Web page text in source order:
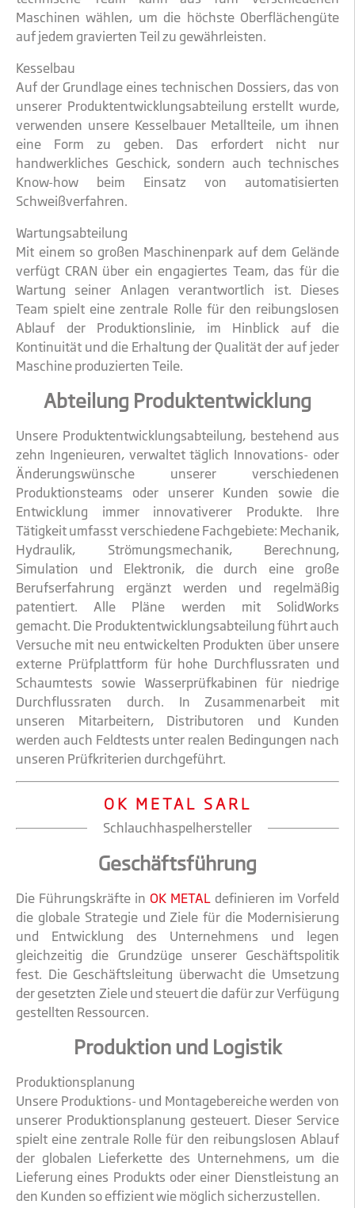
Maschinen wählen, um die höchste Oberflächengüte
auf jedem gravierten Teil zu gewährleisten.
Kesselbau
Auf der Grundlage eines technischen Dossiers, das von
unserer Produktentwicklungsabteilung erstellt wurde,
verwenden unsere Kesselbauer Metallteile, um ihnen
eine Form zu geben. Das erfordert nicht nur
handwerkliches Geschick, sondern auch technisches
Know-how beim Einsatz von automatisierten
Schweißverfahren.
Wartungsabteilung
Mit einem so großen Maschinenpark auf dem Gelände
verfügt CRAN über ein engagiertes Team, das für die
Wartung seiner Anlagen verantwortlich ist. Dieses
Team spielt eine zentrale Rolle für den reibungslosen
Ablauf der Produktionslinie, im Hinblick auf die
Kontinuität und die Erhaltung der Qualität der auf jeder
Maschine produzierten Teile.
Abteilung Produktentwicklung
Unsere Produktentwicklungsabteilung, bestehend aus
zehn Ingenieuren, verwaltet täglich Innovations- oder
Änderungswünsche unserer verschiedenen
Produktionsteams oder unserer Kunden sowie die
Entwicklung immer innovativerer Produkte. Ihre
Tätigkeit umfasst verschiedene Fachgebiete: Mechanik,
Hydraulik, Strömungsmechanik, Berechnung,
Simulation und Elektronik, die durch eine große
Berufserfahrung ergänzt werden und regelmäßig
patentiert. Alle Pläne werden mit SolidWorks
gemacht. Die Produktentwicklungsabteilung führt auch
Versuche mit neu entwickelten Produkten über unsere
externe Prüfplattform für hohe Durchflussraten und
Schaumtests sowie Wasserprüfkabinen für niedrige
Durchflussraten durch. In Zusammenarbeit mit
unseren Mitarbeitern, Distributoren und Kunden
werden auch Feldtests unter realen Bedingungen nach
unseren Prüfkriterien durchgeführt.
OK METAL SARL
Schlauchhaspelhersteller
Geschäftsführung
Die Führungskräfte in OK METAL definieren im Vorfeld
die globale Strategie und Ziele für die Modernisierung
und Entwicklung des Unternehmens und legen
gleichzeitig die Grundzüge unserer Geschäftspolitik
fest. Die Geschäftsleitung überwacht die Umsetzung
der gesetzten Ziele und steuert die dafür zur Verfügung
gestellten Ressourcen.
Produktion und Logistik
Produktionsplanung
Unsere Produktions- und Montagebereiche werden von
unserer Produktionsplanung gesteuert. Dieser Service
spielt eine zentrale Rolle für den reibungslosen Ablauf
der globalen Lieferkette des Unternehmens, um die
Lieferung eines Produkts oder einer Dienstleistung an
den Kunden so effizient wie möglich sicherzustellen.